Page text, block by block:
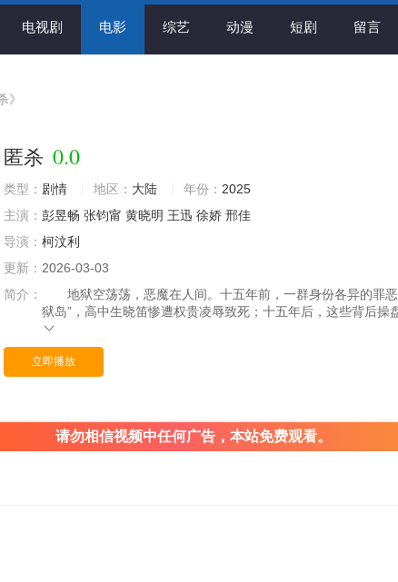
电视剧 电影 综艺 动漫 短剧 留言
》
匿杀 0.0
类型： 剧情 地区： 大陆 年份： 2025
主演： 彭昱畅 张钧甯 黄晓明 王迅 徐娇 邢佳
导演： 柯汶利
更新： 2026-03-03
简介：
地狱空荡荡，恶魔在人间。十五年前，一群身份各异的罪恶
狱岛”，高中生晓笛惨遭权贵凌辱致死；十五年后，这些背后操
立即播放
请勿相信视频中任何广告，本站免费观看。